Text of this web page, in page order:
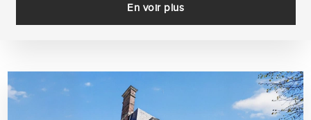
En voir plus